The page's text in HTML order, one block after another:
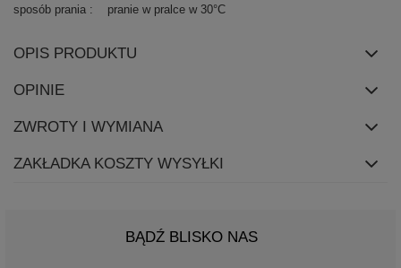
sposób prania pranie w pralce w 30°C
OPIS PRODUKTU
OPINIE
ZWROTY I WYMIANA
ZAKŁADKA KOSZTY WYSYŁKI
BĄDŹ BLISKO NAS